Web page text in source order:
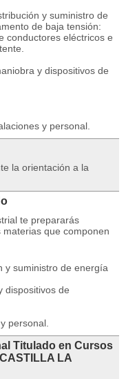
y suministro de
de baja tensión:
conductores eléctricos e
y dispositivos de
y personal.
la orientación a la
te prepararás
que componen
y suministro de energía
dispositivos de
personal.
Titulado en Cursos
LA